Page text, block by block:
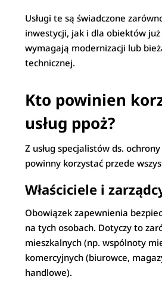
Usługi te są świadczone
inwestycji, jak i dla obiektów
wymagają modernizacji lub
technicznej.
Kto powinien
usług ppoż?
Z usług specjalistów ds.
powinny korzystać przede
Właściciele i
Obowiązek zapewnienia
na tych osobach. Dotyczy to
mieszkalnych (np. wspólnoty
komercyjnych (biurowce,
handlowe).